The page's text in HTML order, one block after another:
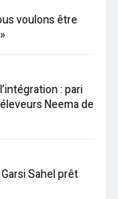
voulons être
: pari
Neema de
Sahel prêt